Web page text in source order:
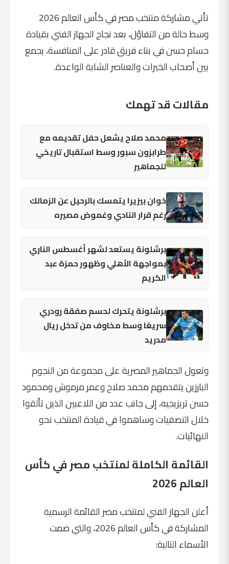
تأتي مشاركة منتخب مصر في كأس العالم 2026
وسط حالة من التفاؤل، بعد نجاح الجهاز الفني بقيادة
حسام حسن في بناء فريق قادر على المنافسة، يجمع
بين أصحاب الخبرات والعناصر الشابة الواعدة.
مقالات قد تهمك
محمد صلاح يشعل حفل تقديمه مع
طرابزون سبور وسط استقبال تاريخي
للجماهير
خوان بيزيرا يتمسك بالرحيل عن الزمالك
رغم قرار النادي وغموض مصيره
برشلونة يستعد لشهر أغسطس الناري
بمواجهة الأهلي وظهور حمزة عبد
الكريم
برشلونة يتحرك لحسم صفقة رودري
سريعًا وسط مخاوف من تدخل ريال
مدريد
وتعول الجماهير المصرية على مجموعة من النجوم
البارزين يتقدمهم محمد صلاح وعمر مرموش ومحمود
حسن تريزيجيه، إلى جانب عدد من اللاعبين الذين تألقوا
خلال التصفيات وساهموا في قيادة المنتخب نحو
النهائيات.
القائمة الكاملة لمنتخب مصر في كأس
العالم 2026
أعلن الجهاز الفني لمنتخب مصر القائمة الرسمية
المشاركة في كأس العالم 2026، والتي ضمت
الأسماء التالية: